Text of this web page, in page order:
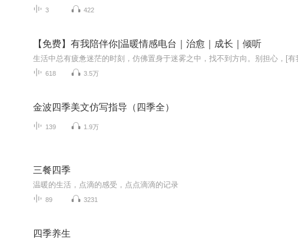
3 422
【免费】有我陪伴你|温暖情感电台｜治愈｜成长｜倾听
618 3.5万
金波四季美文仿写指导（四季全）
139 1.9万
三餐四季
温暖的生活，点滴的感受，点点滴滴的记录
89 3231
四季养生